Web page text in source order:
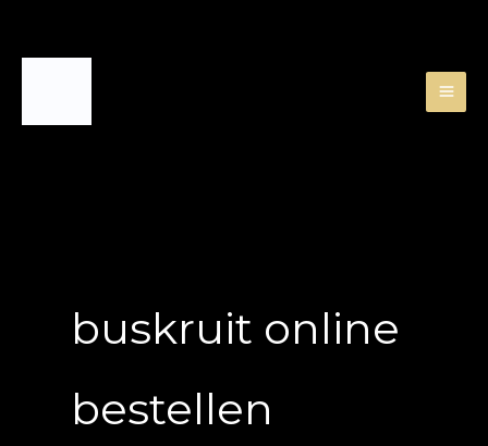
buskruit online
bestellen